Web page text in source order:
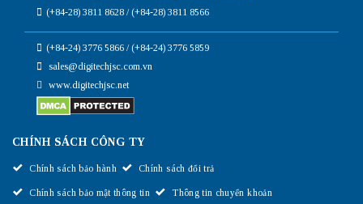
(+84-28) 3811 8628 / (+84-28) 3811 8566
(+84-24) 3776 5866 / (+84-24) 3776 5859
sales@digitechjsc.com.vn
www.digitechjsc.net
CHÍNH SÁCH CÔNG TY
Chính sách bảo hành Chính sách đổi trả
Chính sách bảo mật thông tin Thông tin chuyển khoản